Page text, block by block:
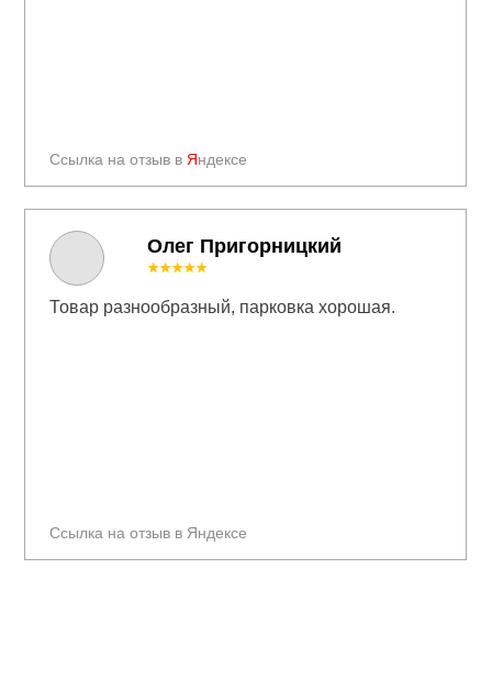
Олег Пригорницкий
Ссылка на отзыв в Яндексе
Ссылка на отзыв в Яндексе
★★★★★
Товар разнообразный, парковка хорошая.